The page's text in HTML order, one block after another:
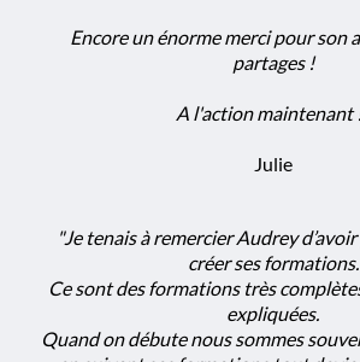
Encore un énorme merci pour son
partages !
A l'action maintenant
Julie
"Je tenais à remercier Audrey
créer ses formations.
Ce sont des formations très
expliquées.
Quand on débute nous sommes